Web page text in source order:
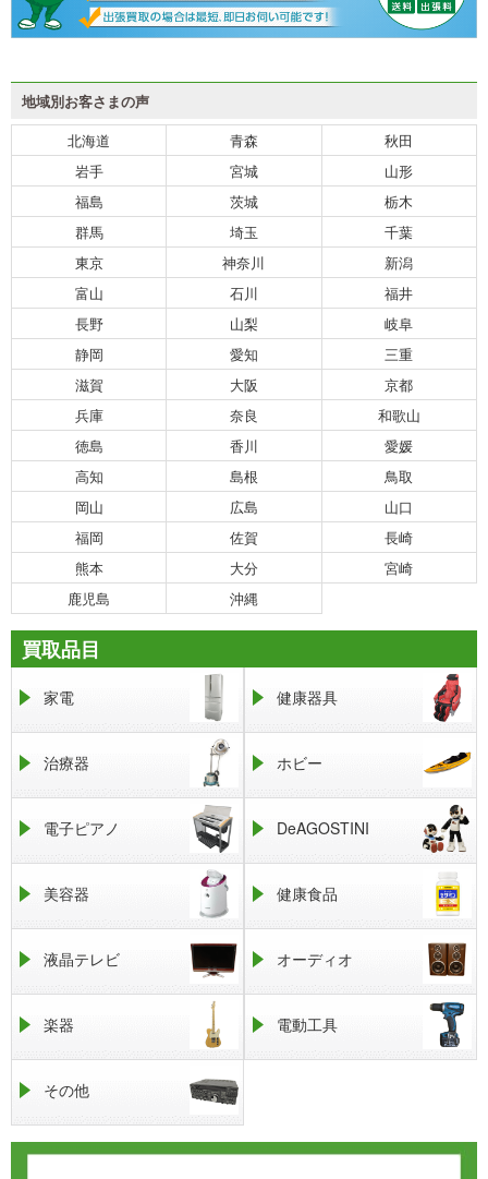
地域別お客さまの声
北海道
青森
秋田
岩手
宮城
山形
福島
茨城
栃木
群馬
埼玉
千葉
東京
神奈川
新潟
富山
石川
福井
長野
山梨
岐阜
静岡
愛知
三重
滋賀
大阪
京都
兵庫
奈良
和歌山
徳島
香川
愛媛
高知
島根
鳥取
岡山
広島
山口
福岡
佐賀
長崎
熊本
大分
宮崎
鹿児島
沖縄
買取品目
家電 健康器具
治療器 ホビー
電子ピアノ DeAGOSTINI
美容器 健康食品
液晶テレビ オーディオ
楽器 電動工具
その他